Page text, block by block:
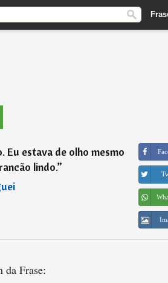
Eu estava de olho mesmo
lindo.”
da Frase: